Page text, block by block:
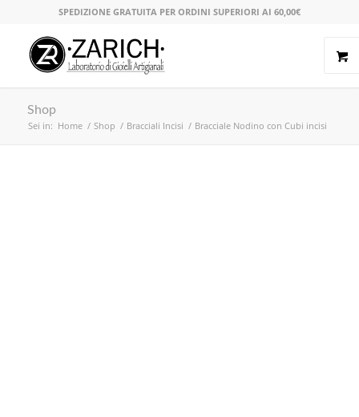
SPEDIZIONE GRATUITA PER ORDINI SUPERIORI AI 60,00€
Shop
Sei in: Home / Shop / Bracciali Incisi / Bracciale Nodino con Cubi incisi